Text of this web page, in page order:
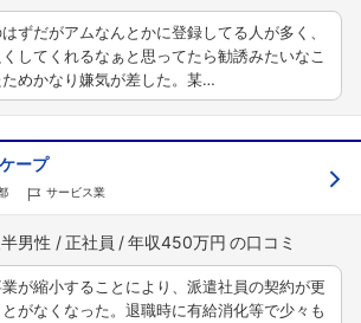
ずだがアムなんとかに登録してる人が多く、
くしてくれるなぁと思ってたら勧誘みたいなこ
ためかなり嫌気が差した。某…
ープ
サービス業
男性 正社員 年収450万円
が縮小することにより、派遣社員の契約が更
がなくなった。退職時に有給消化等で少々も